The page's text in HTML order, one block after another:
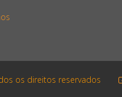
os direitos reservados